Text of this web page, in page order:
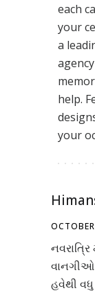
each
your
a
help.
your
વાનગીઓ
હવેથી